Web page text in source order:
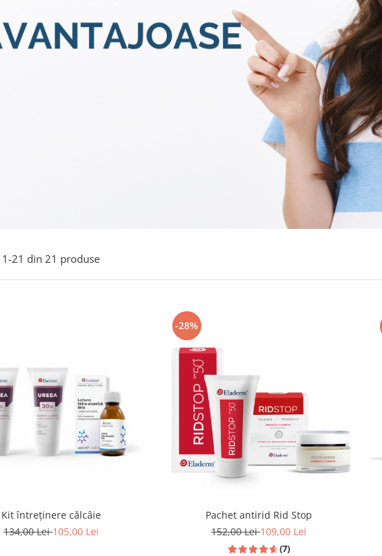
1-21 din 21 produse
Kit întreținere călcâie
134,00 Lei105,00 Lei
-28%
Pachet antirid Rid Stop
152,00 Lei109,00 Lei
(7)